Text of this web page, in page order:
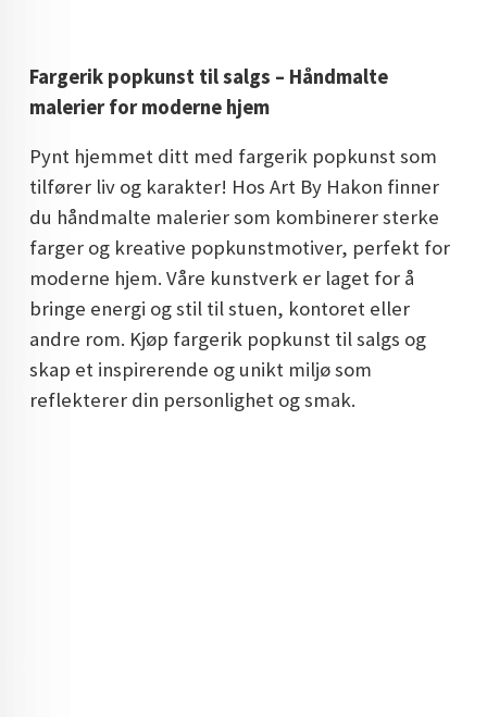
KUNSTNER BLOGG - EN KUNSTNERS DAGBOK
NORSK KUNST
DOPAMIN DECOR NORGE
Fargerik popkunst til salgs – Håndmalte
malerier for moderne hjem
Pynt hjemmet ditt med fargerik popkunst som
tilfører liv og karakter! Hos Art By Hakon finner
du håndmalte malerier som kombinerer sterke
farger og kreative popkunstmotiver, perfekt for
moderne hjem. Våre kunstverk er laget for å
bringe energi og stil til stuen, kontoret eller
andre rom. Kjøp fargerik popkunst til salgs og
skap et inspirerende og unikt miljø som
reflekterer din personlighet og smak.